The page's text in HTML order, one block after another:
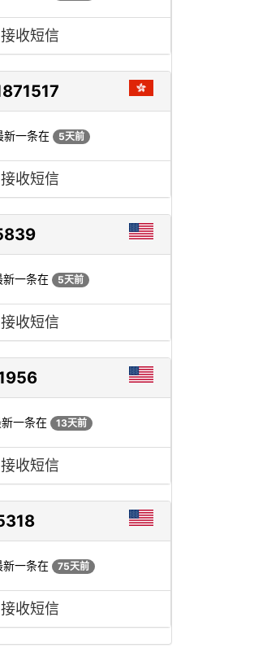
接收短信
新一条在 5天前
接收短信
新一条在 5天前
接收短信
一条在 13天前
接收短信
新一条在 75天前
接收短信